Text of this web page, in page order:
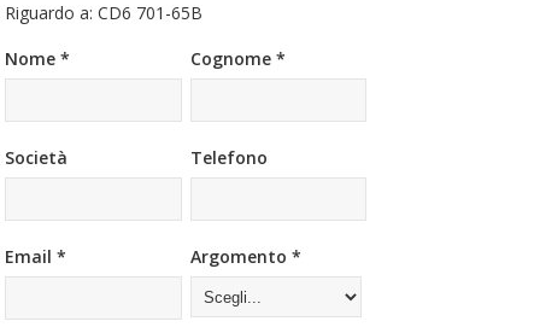
Riguardo a: CD6 701-65B
Nome *
Cognome *
Società Telefono
Email * Argomento *